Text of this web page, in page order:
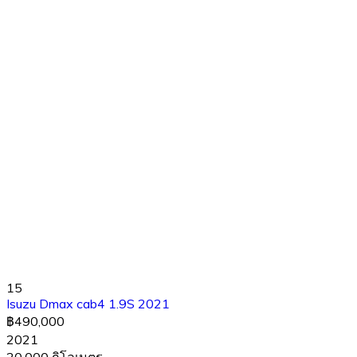
15
Isuzu Dmax cab4 1.9S 2021
฿490,000
2021